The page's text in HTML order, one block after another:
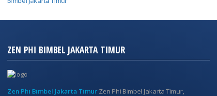
ZEN PHI BIMBEL JAKARTA TIMUR
Zen Phi Bimbel Jakarta Timur Zen Phi Bimbel Jakarta Timur,